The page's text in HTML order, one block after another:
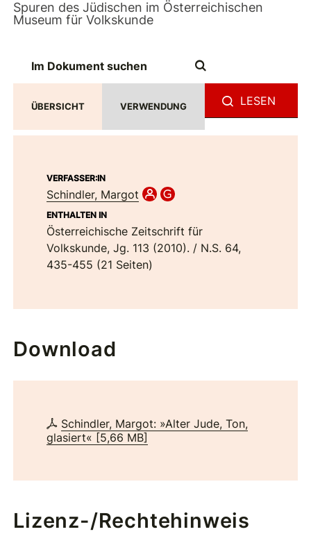
Spuren des Jüdischen im Österreichischen
Museum für Volkskunde
ÜBERSICHT VERWENDUNG LESEN
VERFASSER:IN
Schindler, Margot
ENTHALTEN IN
Österreichische Zeitschrift für
Volkskunde, Jg. 113 (2010). / N.S. 64,
435-455 (21 Seiten)
Download
Schindler, Margot: »Alter Jude, Ton,
glasiert« [5,66 MB]
Lizenz-/Rechtehinweis